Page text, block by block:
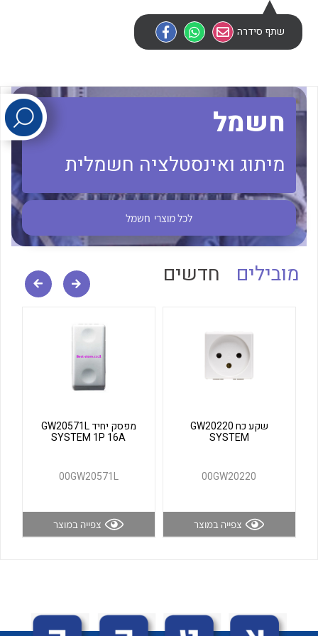
לכל מוצרי היצרן
לכל מוצרי היצרן לכל מוצרי היצרן
שתף סידרה
חשמל
מיתוג ואינסטלציה חשמלית
לכל מוצרי חשמל
מובילים חדשים
שקע כח GW20220
SYSTEM
00GW20220
צפייה במוצר
מפסק יחיד GW20571L
SYSTEM 1P 16A
00GW20571L
צפייה במוצר